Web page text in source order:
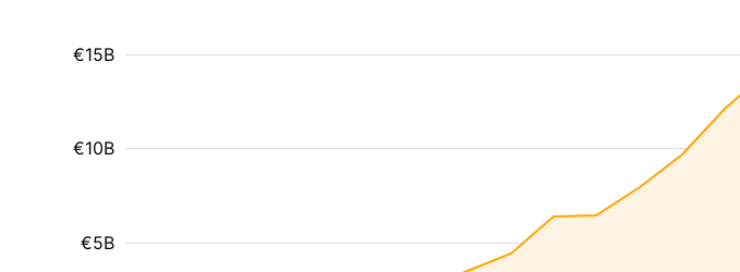
€5B
€10B
€15B